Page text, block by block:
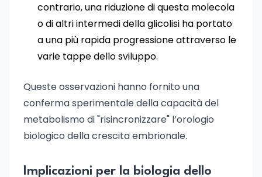
contrario, una riduzione di questa molecola
o di altri intermedi della glicolisi ha portato
a una più rapida progressione attraverso le
varie tappe dello sviluppo.
Queste osservazioni hanno fornito una
conferma sperimentale della capacità del
metabolismo di "risincronizzare" l’orologio
biologico della crescita embrionale.
Implicazioni per la biologia dello